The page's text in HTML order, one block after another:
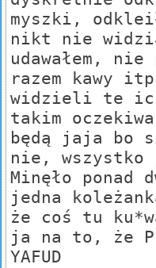
myszki,
nikt nie
udawałem, nie
razem kawy
widzieli te
takim
będą jaja bo
nie,
Minęło ponad
jedna
że coś tu
ja na to, że
YAFUD